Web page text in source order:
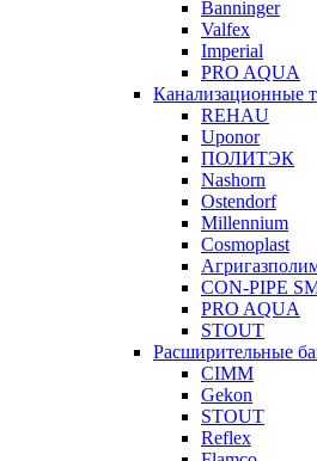
Banninger
Valfex
Imperial
PRO AQUA
Канализационные
REHAU
Uponor
ПОЛИТЭК
Nashorn
Ostendorf
Millennium
Cosmoplast
CON-PIPE
PRO AQUA
STOUT
Расширительные
CIMM
Gekon
STOUT
Reflex